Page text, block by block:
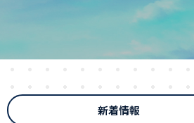
新着情報